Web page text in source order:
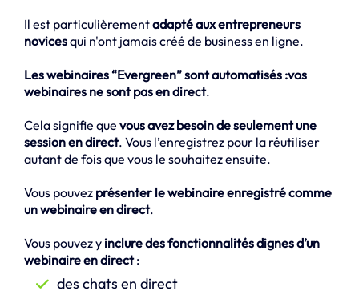
Il est particulièrementadapté aux entrepreneurs
novicesqui n'ont jamais créé de business en ligne.
Les webinaires “Evergreen” sont automatisés :vos
webinaires ne sont pas en direct.
Cela signifie que vous avez besoin de seulement une
session en direct. Vous l’enregistrez pour la réutiliser
autant de fois que vous le souhaitez ensuite.
Vous pouvez présenter le webinaire enregistré comme
un webinaire en direct.
Vous pouvez y inclure des fonctionnalités dignes d’un
webinaire en direct:
des chats en direct